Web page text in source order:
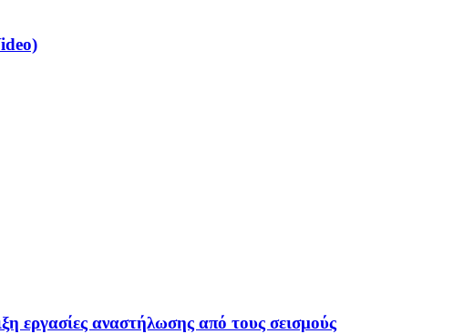
εργασίες αναστήλωσης από τους σεισμούς